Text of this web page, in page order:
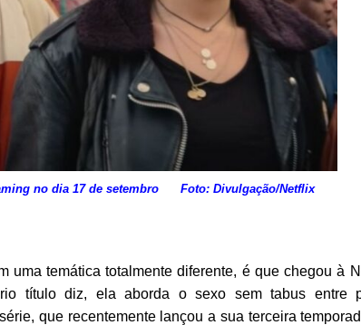
no dia 17 de setembro Foto: Divulgação/Netflix
uma temática totalmente diferente, é que chegou à
título diz, ela aborda o sexo sem tabus entre
que recentemente lançou a sua terceira